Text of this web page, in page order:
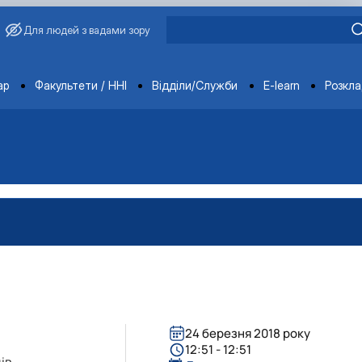
Для людей з вадами зору
Факультети / ННІ Відділи/Служби E-learn
24 березня 2018 року
12:51 - 12:51